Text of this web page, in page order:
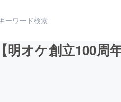
【明オケ創立100